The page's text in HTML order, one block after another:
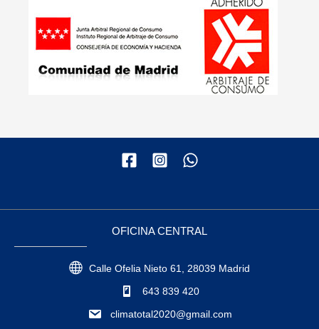
OFICINA CENTRAL
Calle Ofelia Nieto 61, 28039 Madrid
643 839 420
climatotal2020@gmail.com